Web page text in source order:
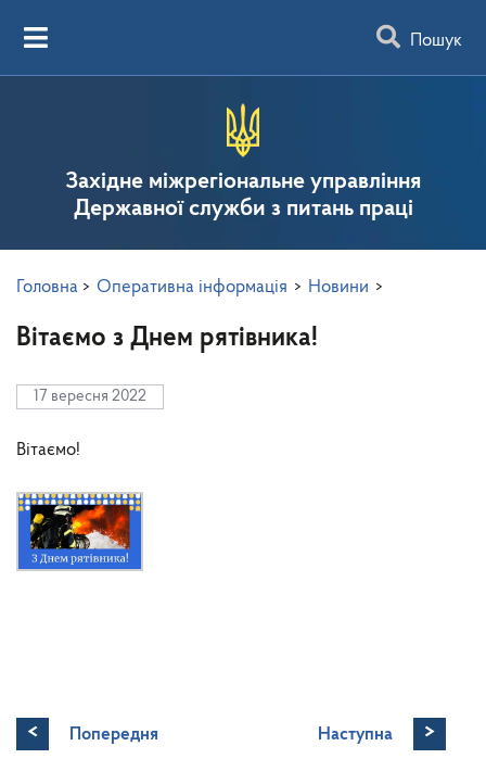
Пошук
Західне міжрегіональне управління
Державної служби з питань праці
Головна > Оперативна інформація > Новини >
Вітаємо з Днем рятівника!
17 вересня 2022
Вітаємо!
< Попередня Наступна >